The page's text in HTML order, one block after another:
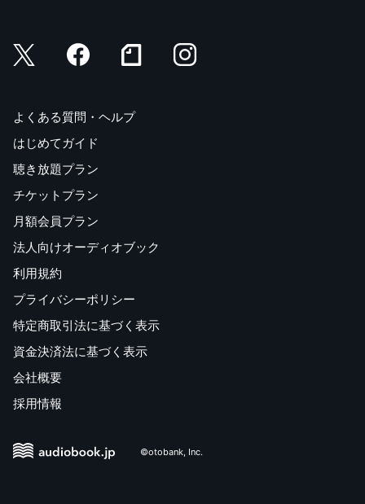
よくある質問・ヘルプ
はじめてガイド
聴き放題プラン
チケットプラン
月額会員プラン
法人向けオーディオブック
利用規約
プライバシーポリシー
特定商取引法に基づく表示
資金決済法に基づく表示
会社概要
採用情報
©otobank, Inc.